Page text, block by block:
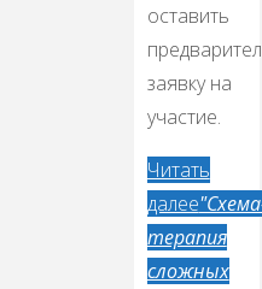
оставить
заявку на
участие.
Читать
далее
терапия
сложных